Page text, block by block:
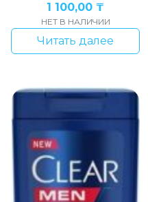
1 100,00 ₸
НЕТ В НАЛИЧИИ
Читать далее